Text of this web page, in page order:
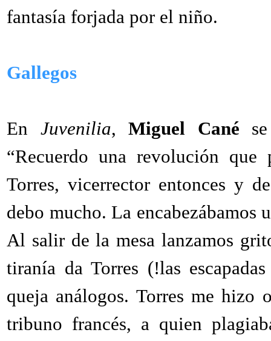
fantasía forjada por el niño.
Gallegos
En Juvenilia, Miguel Cané
“Recuerdo una revolución
Torres, vicerrector entonces y
debo mucho. La
Al salir de la mesa lanzamos
tiranía da Torres (!las
queja análogos. Torres me hizo
tribuno francés, a quien